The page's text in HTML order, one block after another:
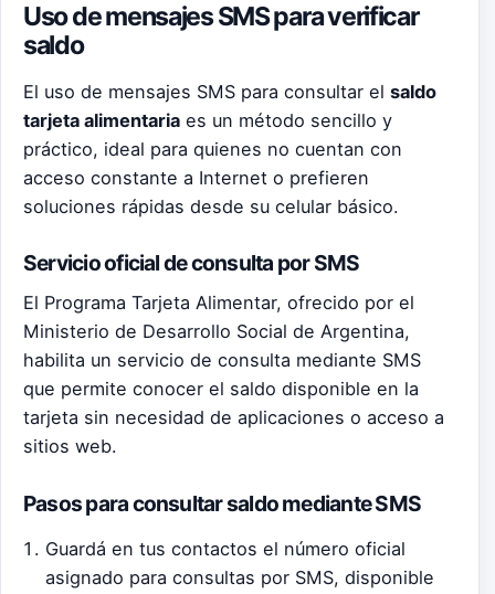
Uso de mensajes SMS para verificar
saldo
El uso de mensajes SMS para consultar el saldo
tarjeta alimentaria es un método sencillo y
práctico, ideal para quienes no cuentan con
acceso constante a Internet o prefieren
soluciones rápidas desde su celular básico.
Servicio oficial de consulta por SMS
El Programa Tarjeta Alimentar, ofrecido por el
Ministerio de Desarrollo Social de Argentina,
habilita un servicio de consulta mediante SMS
que permite conocer el saldo disponible en la
tarjeta sin necesidad de aplicaciones o acceso a
sitios web.
Pasos para consultar saldo mediante SMS
Guardá en tus contactos el número oficial
asignado para consultas por SMS, disponible